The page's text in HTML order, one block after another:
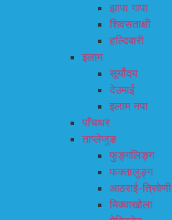
झापा गापा
शिवसताक्षी
हल्दिबारी
इलाम
सूर्योदय
देउमाई
इलाम नपा
पाँचथर
ताप्लेजुङ
फुङ्गलिङ्ग
फक्तालुङ्ग
आठराई-त्रिवेणी
मिक्वाखोला